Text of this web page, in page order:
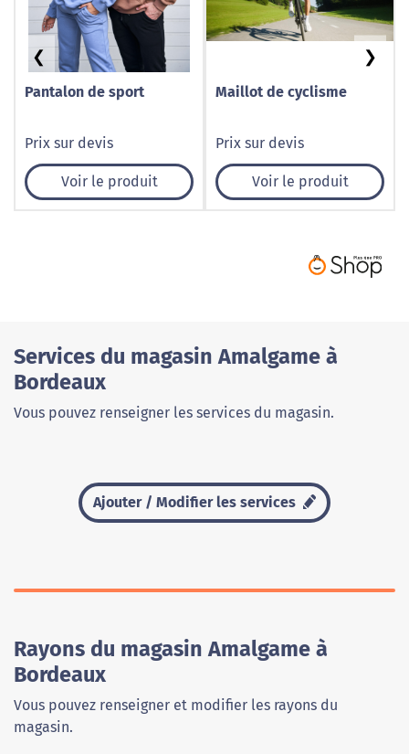
Pantalon de sport
Prix sur devis
Voir le produit
Maillot de cyclisme
Prix sur devis
Voir le produit
❮ ❯
Services du magasin Amalgame à
Bordeaux
Vous pouvez renseigner les services du magasin.
Ajouter / Modifier les services
Rayons du magasin Amalgame à
Bordeaux
Vous pouvez renseigner et modifier les rayons du
magasin.